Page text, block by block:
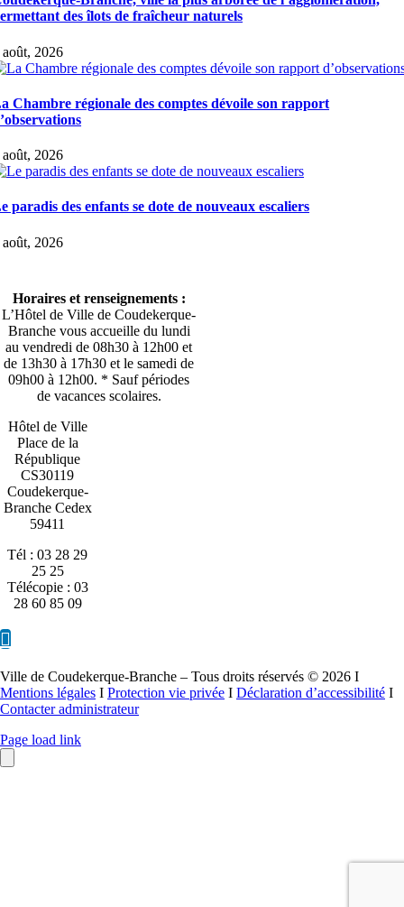
des îlots de fraîcheur naturels
août, 2026
Chambre régionale des comptes dévoile son rapport
août, 2026
paradis des enfants se dote de nouveaux escaliers
août, 2026
Horaires et renseignements :
L’Hôtel de Ville de Coudekerque-
Branche vous accueille du lundi
au vendredi de 08h30 à 12h00 et
de 13h30 à 17h30 et le samedi de
09h00 à 12h00. * Sauf périodes
de vacances scolaires.
Hôtel de Ville
Place de la
République
CS30119
Coudekerque-
Branche Cedex
59411
Tél : 03 28 29
25 25
Télécopie : 03
28 60 85 09
Ville de Coudekerque-Branche – Tous droits réservés © 2026 I
Mentions légales I Protection vie privée I Déclaration d’accessibilité I
Contacter administrateur
Page load link